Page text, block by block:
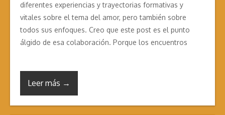
diferentes experiencias y trayectorias formativas y
vitales sobre el tema del amor, pero también sobre
todos sus enfoques. Creo que este post es el punto
álgido de esa colaboración. Porque los encuentros
Leer más →